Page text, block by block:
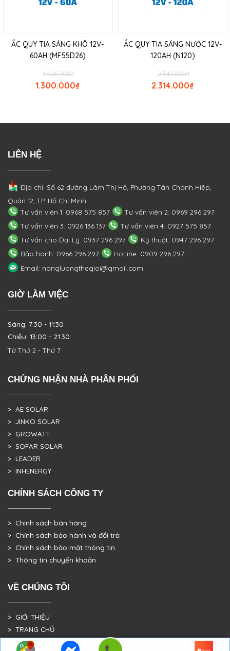
ẮC QUY TIA SÁNG KHÔ 12V-
60AH (MF55D26)
₫
1.426.700
₫
1.300.000
ẮC QUY TIA SÁNG NƯỚC 12V-
120AH (N120)
₫
2.547.600
₫
2.314.000
LIÊN HỆ
Địa chỉ: Số 62 đường Lâm Thị Hố, PhườngTân Chánh Hiệp,
Quận 12, TP. Hồ Chí Minh
Tư vấn viên 1: 0968 575 857
Tư vấn viên 2: 0969 296 297
Tư vấn viên 3: 0926 136 137
Tư vấn viên 4: 0927 575 857
Tư vấn cho Đại Lý: 0937 296 297
Kỹ thuật: 0947 296 297
Bảo hành: 0966 296 297
Hotline: 0909 296 297
Email: nangluongthegioi@gmail.com
GIỜ LÀM VIỆC
Sáng: 7:30 - 11:30
Chiều: 13:00 - 21:30
Từ Thứ 2 - Thứ 7
CHỨNG NHẬN NHÀ PHÂN PHỐI
> AE SOLAR
> JINKO SOLAR
> GROWATT
> SOFAR SOLAR
> LEADER
> INHENERGY
CHÍNH SÁCH CÔNG TY
> Chính sách bán hàng
> Chính sách bảo hành và đổi trả
> Chính sách bảo mật thông tin
> Thông tin chuyển khoản
VỀ CHÚNG TÔI
> GIỚI THIỆU
> TRANG CHỦ
> DỰ ÁN THỰC TẾ